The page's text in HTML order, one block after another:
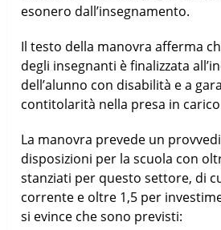
esonero dall’insegnamento.
Il testo della manovra afferma
degli insegnanti è finalizzata
dell’alunno con disabilità e a
contitolarità nella presa in
La manovra prevede un
disposizioni per la scuola con
stanziati per questo settore, di
corrente e oltre 1,5 per
si evince che sono previsti: